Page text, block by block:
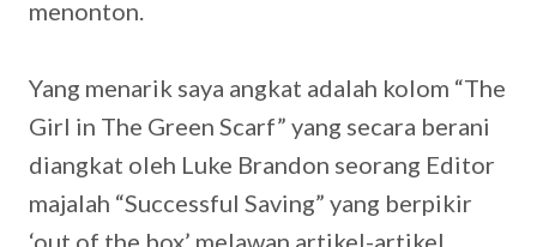
menonton.
Yang menarik saya angkat adalah kolom “The
Girl in The Green Scarf” yang secara berani
diangkat oleh Luke Brandon seorang Editor
majalah “Successful Saving” yang berpikir